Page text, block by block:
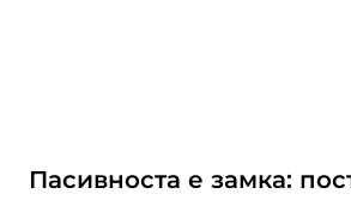
Пасивноста е замка: